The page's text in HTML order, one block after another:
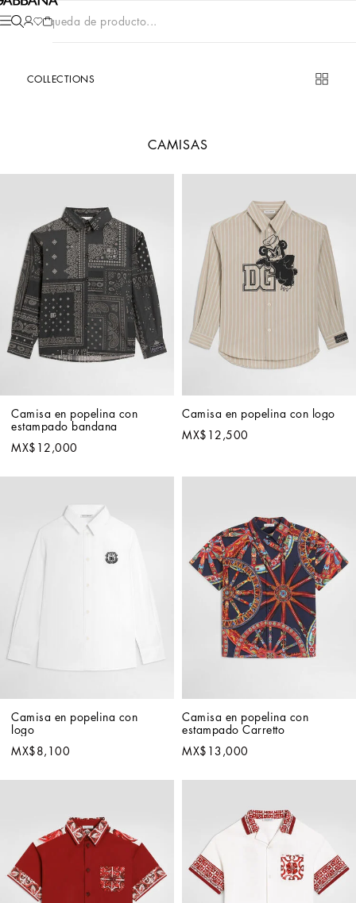
Búsqueda de producto...
COLLECTIONS
CAMISAS
Camisa en popelina con
estampado bandana
MX$12,000
Camisa en popelina con logo
MX$12,500
Camisa en popelina con
logo
MX$8,100
Camisa en popelina con
estampado Carretto
MX$13,000